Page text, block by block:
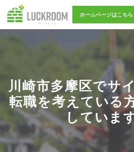
ホームページはこちら
川崎市多摩区でサ
転職を考えている
していま